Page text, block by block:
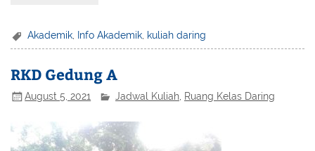
Akademik Info Akademik kuliah daring
RKD Gedung A
August 5, 2021 Jadwal Kuliah Ruang Kelas Daring